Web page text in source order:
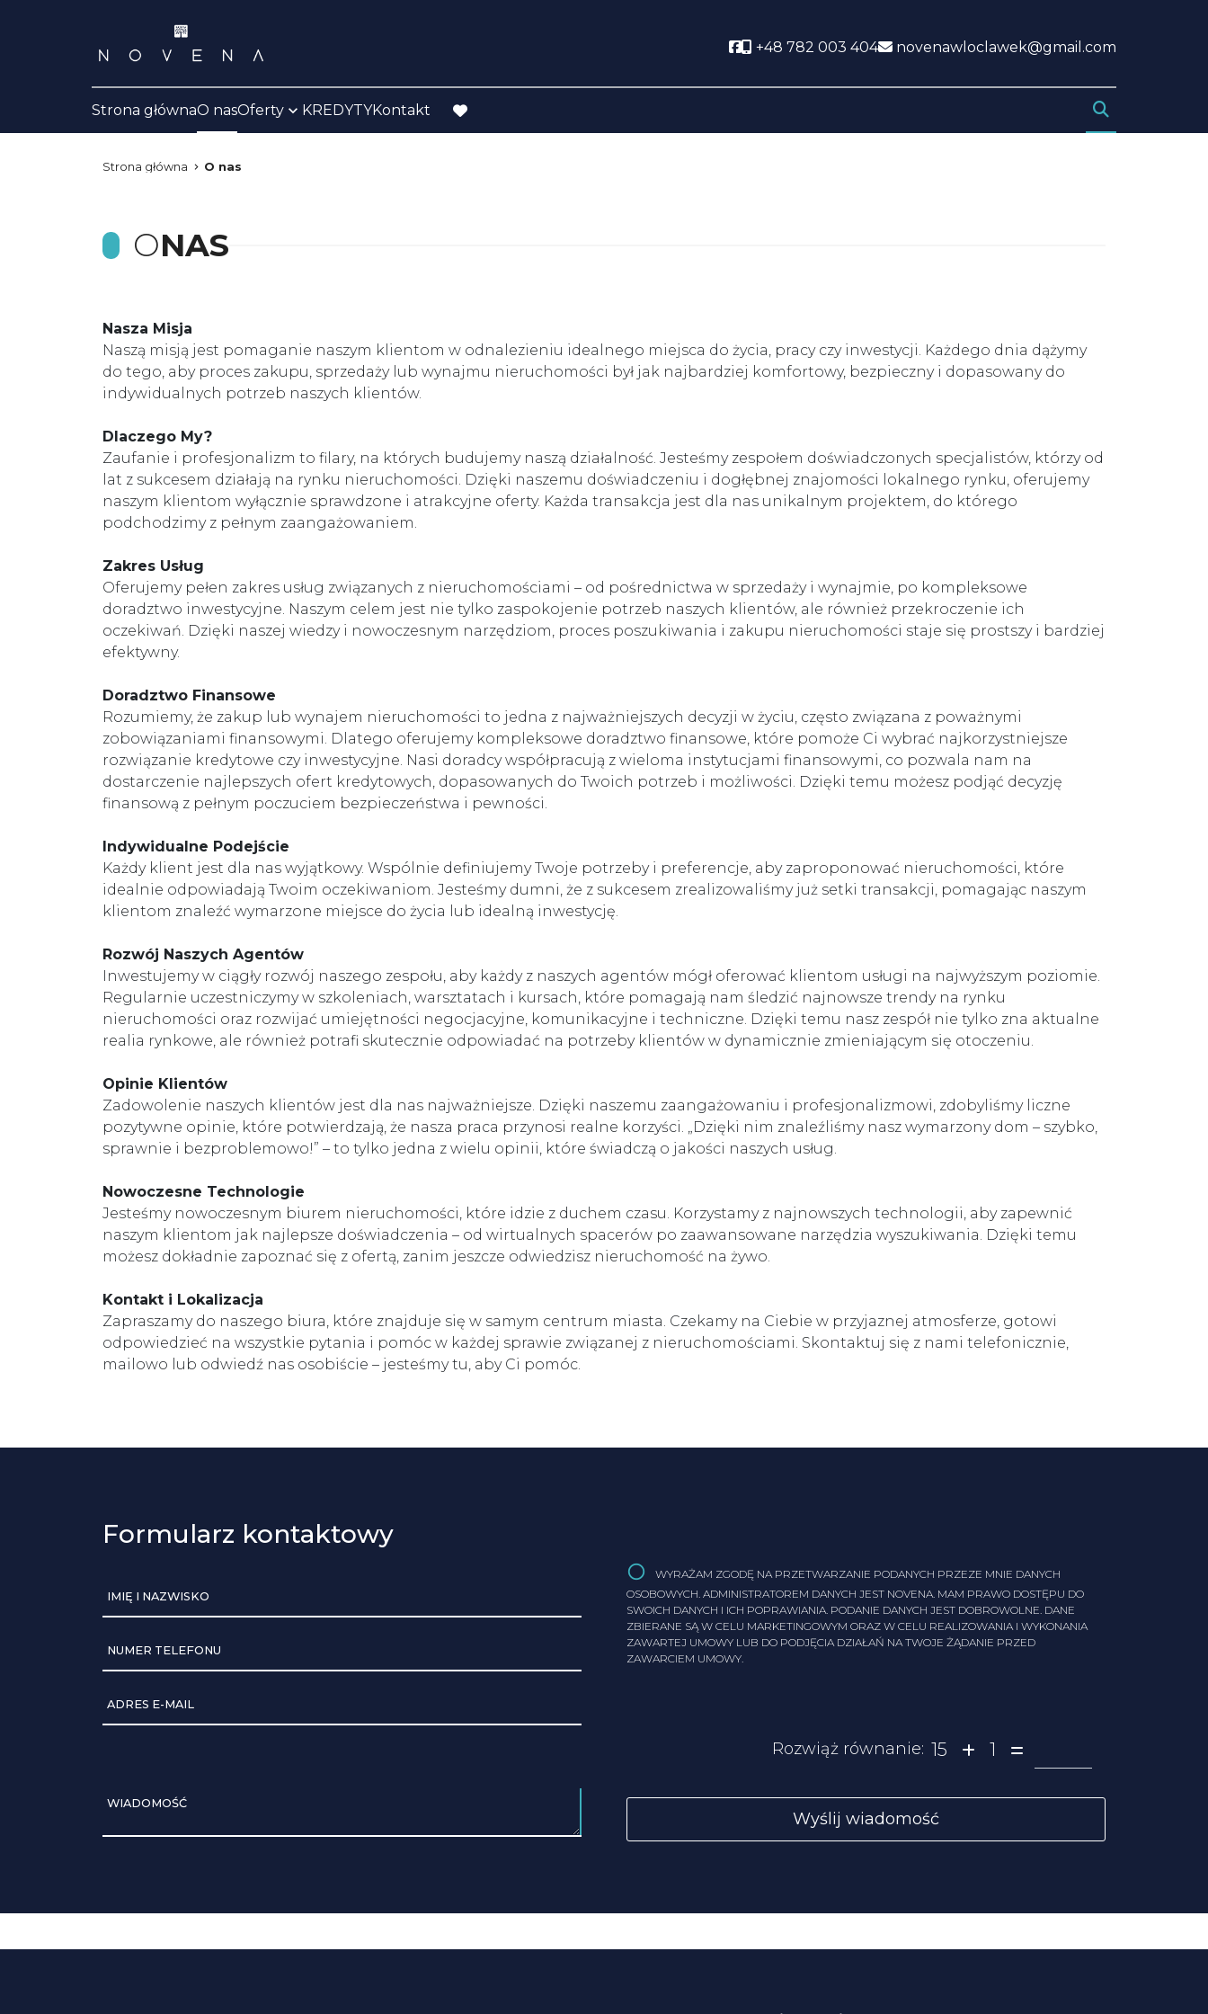
Social link
+48 782 003 404 novenawloclawek@gmail.com
Strona głównaO nasOferty KREDYTYKontakt
favorite
Strona główna O nas
ONAS
Nasza Misja
Naszą misją jest pomaganie naszym klientom w odnalezieniu idealnego miejsca do życia, pracy czy inwestycji. Każdego dnia dążymy
do tego, aby proces zakupu, sprzedaży lub wynajmu nieruchomości był jak najbardziej komfortowy, bezpieczny i dopasowany do
indywidualnych potrzeb naszych klientów.
Dlaczego My?
Zaufanie i profesjonalizm to filary, na których budujemy naszą działalność. Jesteśmy zespołem doświadczonych specjalistów, którzy od
lat z sukcesem działają na rynku nieruchomości. Dzięki naszemu doświadczeniu i dogłębnej znajomości lokalnego rynku, oferujemy
naszym klientom wyłącznie sprawdzone i atrakcyjne oferty. Każda transakcja jest dla nas unikalnym projektem, do którego
podchodzimy z pełnym zaangażowaniem.
Zakres Usług
Oferujemy pełen zakres usług związanych z nieruchomościami – od pośrednictwa w sprzedaży i wynajmie, po kompleksowe
doradztwo inwestycyjne. Naszym celem jest nie tylko zaspokojenie potrzeb naszych klientów, ale również przekroczenie ich
oczekiwań. Dzięki naszej wiedzy i nowoczesnym narzędziom, proces poszukiwania i zakupu nieruchomości staje się prostszy i bardziej
efektywny.
Doradztwo Finansowe
Rozumiemy, że zakup lub wynajem nieruchomości to jedna z najważniejszych decyzji w życiu, często związana z poważnymi
zobowiązaniami finansowymi. Dlatego oferujemy kompleksowe doradztwo finansowe, które pomoże Ci wybrać najkorzystniejsze
rozwiązanie kredytowe czy inwestycyjne. Nasi doradcy współpracują z wieloma instytucjami finansowymi, co pozwala nam na
dostarczenie najlepszych ofert kredytowych, dopasowanych do Twoich potrzeb i możliwości. Dzięki temu możesz podjąć decyzję
finansową z pełnym poczuciem bezpieczeństwa i pewności.
Indywidualne Podejście
Każdy klient jest dla nas wyjątkowy. Wspólnie definiujemy Twoje potrzeby i preferencje, aby zaproponować nieruchomości, które
idealnie odpowiadają Twoim oczekiwaniom. Jesteśmy dumni, że z sukcesem zrealizowaliśmy już setki transakcji, pomagając naszym
klientom znaleźć wymarzone miejsce do życia lub idealną inwestycję.
Rozwój Naszych Agentów
Inwestujemy w ciągły rozwój naszego zespołu, aby każdy z naszych agentów mógł oferować klientom usługi na najwyższym poziomie.
Regularnie uczestniczymy w szkoleniach, warsztatach i kursach, które pomagają nam śledzić najnowsze trendy na rynku
nieruchomości oraz rozwijać umiejętności negocjacyjne, komunikacyjne i techniczne. Dzięki temu nasz zespół nie tylko zna aktualne
realia rynkowe, ale również potrafi skutecznie odpowiadać na potrzeby klientów w dynamicznie zmieniającym się otoczeniu.
Opinie Klientów
Zadowolenie naszych klientów jest dla nas najważniejsze. Dzięki naszemu zaangażowaniu i profesjonalizmowi, zdobyliśmy liczne
pozytywne opinie, które potwierdzają, że nasza praca przynosi realne korzyści. „Dzięki nim znaleźliśmy nasz wymarzony dom – szybko,
sprawnie i bezproblemowo!” – to tylko jedna z wielu opinii, które świadczą o jakości naszych usług.
Nowoczesne Technologie
Jesteśmy nowoczesnym biurem nieruchomości, które idzie z duchem czasu. Korzystamy z najnowszych technologii, aby zapewnić
naszym klientom jak najlepsze doświadczenia – od wirtualnych spacerów po zaawansowane narzędzia wyszukiwania. Dzięki temu
możesz dokładnie zapoznać się z ofertą, zanim jeszcze odwiedzisz nieruchomość na żywo.
Kontakt i Lokalizacja
Zapraszamy do naszego biura, które znajduje się w samym centrum miasta. Czekamy na Ciebie w przyjaznej atmosferze, gotowi
odpowiedzieć na wszystkie pytania i pomóc w każdej sprawie związanej z nieruchomościami. Skontaktuj się z nami telefonicznie,
mailowo lub odwiedź nas osobiście – jesteśmy tu, aby Ci pomóc.
Formularz kontaktowy
IMIĘ I NAZWISKO
NUMER TELEFONU
ADRES E-MAIL
WIADOMOŚĆ
WYRAŻAM ZGODĘ NA PRZETWARZANIE PODANYCH PRZEZE MNIE DANYCH
OSOBOWYCH. ADMINISTRATOREM DANYCH JEST NOVENA. MAM PRAWO DOSTĘPU DO
SWOICH DANYCH I ICH POPRAWIANIA. PODANIE DANYCH JEST DOBROWOLNE. DANE
ZBIERANE SĄ W CELU MARKETINGOWYM ORAZ W CELU REALIZOWANIA I WYKONANIA
ZAWARTEJ UMOWY LUB DO PODJĘCIA DZIAŁAŃ NA TWOJE ŻĄDANIE PRZED
ZAWARCIEM UMOWY.
Rozwiąż równanie: 15 1